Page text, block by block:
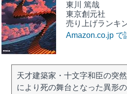
東川 篤哉
東京創元社
売り上げランキ
Amazon.co.jp で
天才建築家・十文字和臣の突
により死の舞台となった異形